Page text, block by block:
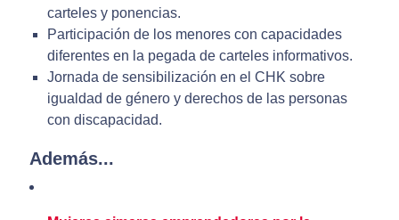
carteles y ponencias.
Participación de los menores con capacidades
diferentes en la pegada de carteles informativos.
Jornada de sensibilización en el CHK sobre
igualdad de género y derechos de las personas
con discapacidad.
Además...